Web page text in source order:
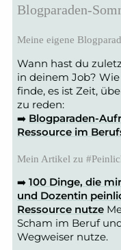
Blogparaden-
Meine eigene
Wann hast du
in deinem Job?
finde, es ist Zeit,
zu reden:
➡️ Blogparaden-
Ressource im
Mein Artikel zu
➡️100 Dinge, die
und Dozentin
Ressource nutze
Scham im Beruf
Wegweiser nutze.